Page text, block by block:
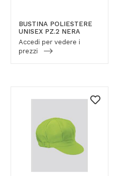
BUSTINA POLIESTERE
UNISEX PZ.2 NERA
Accedi per vedere i
prezzi